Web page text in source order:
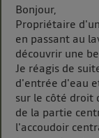
Bonjour,
Propriétaire
en passant au
découvrir une
Je réagis de
d'entrée d'eau
sur le côté droit
de la partie
l'accoudoir
La
de vos
Elle utilise
télécom basé
de votre
L'identifiant